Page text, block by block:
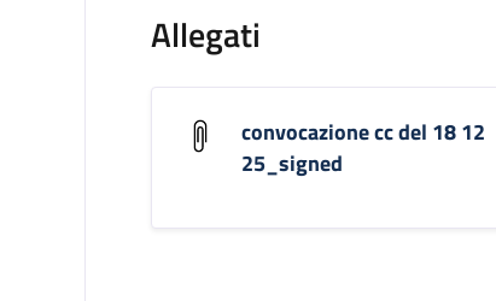
Allegati
convocazione cc del 18 12
25_signed